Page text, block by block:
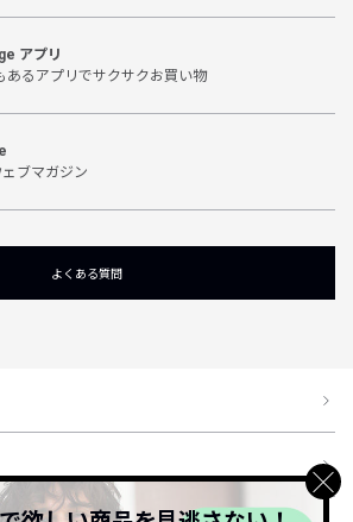
アプリ
あるアプリでサクサクお買い物
ブマガジン
よくある質問